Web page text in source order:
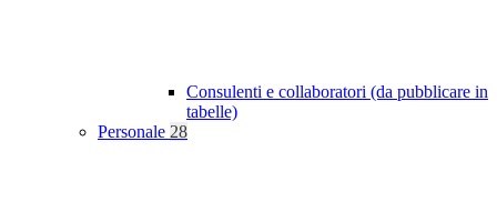
Consulenti e collaboratori (da pubblicare in
tabelle)
Personale 28